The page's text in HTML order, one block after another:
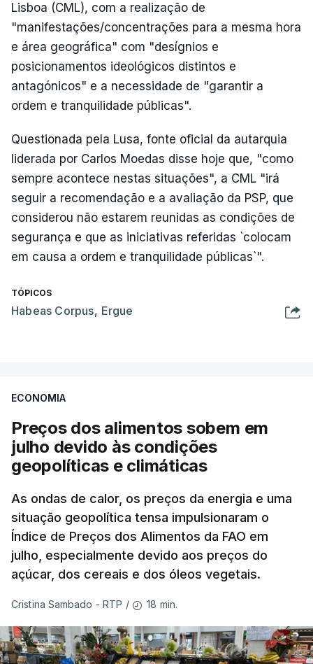
Lisboa (CML), com a realização de
"manifestações/concentrações para a mesma hora
e área geográfica" com "desígnios e
posicionamentos ideológicos distintos e
antagónicos" e a necessidade de "garantir a
ordem e tranquilidade públicas".
Questionada pela Lusa, fonte oficial da autarquia
liderada por Carlos Moedas disse hoje que, "como
sempre acontece nestas situações", a CML "irá
seguir a recomendação e a avaliação da PSP, que
considerou não estarem reunidas as condições de
segurança e que as iniciativas referidas `colocam
em causa a ordem e tranquilidade públicas`".
TÓPICOS
Habeas Corpus, Ergue
ECONOMIA
Preços dos alimentos sobem em
julho devido às condições
geopolíticas e climáticas
As ondas de calor, os preços da energia e uma
situação geopolítica tensa impulsionaram o
Índice de Preços dos Alimentos da FAO em
julho, especialmente devido aos preços do
açúcar, dos cereais e dos óleos vegetais.
Cristina Sambado - RTP / 18 min.